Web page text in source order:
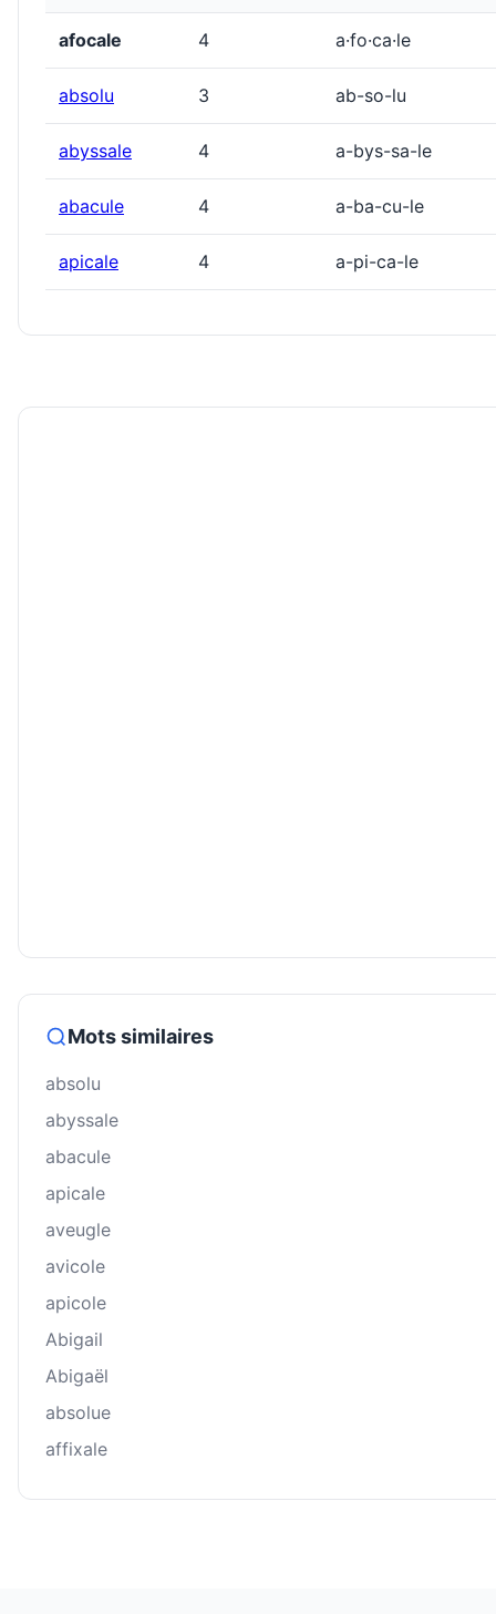
afocale 4 a·fo·ca·le
absolu 3 ab-so-lu
abyssale 4 a-bys-sa-le
abacule 4 a-ba-cu-le
apicale 4 a-pi-ca-le
Mots similaires
absolu
abyssale
abacule
apicale
aveugle
avicole
apicole
Abigail
Abigaël
absolue
affixale